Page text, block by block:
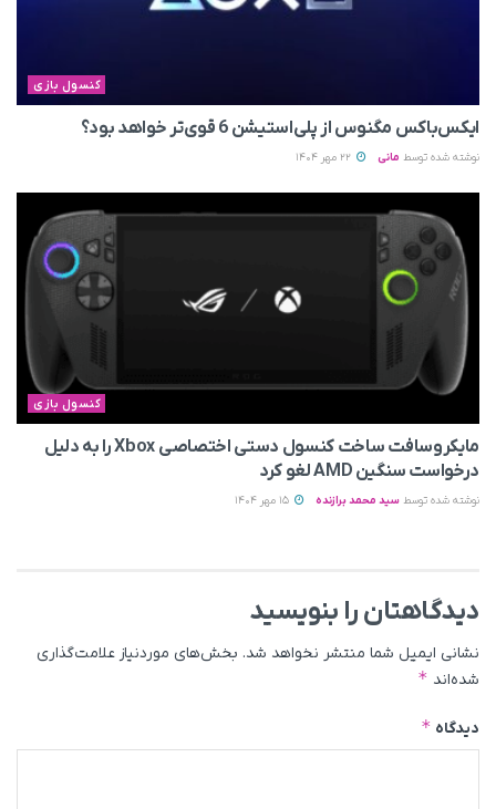
کنسول بازی
ایکس‌باکس مگنوس از پلی‌استیشن 6 قوی‌تر خواهد بود؟
نوشته شده توسط مانی
کنسول بازی
مایکروسافت ساخت کنسول دستی اختصاصی Xbox را به‌ دلیل
درخواست سنگین AMD لغو کرد
نوشته شده توسط سید محمد برازنده
دیدگاهتان را بنویسید
نشانی ایمیل شما منتشر نخواهد شد. بخش‌های موردنیاز علامت‌گذاری
شده‌اند *
دیدگاه *